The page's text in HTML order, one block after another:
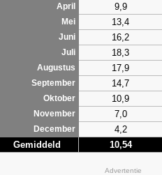
April 9,9
Mei 13,4
Juni
16,2
Juli
18,3
Augustus
17,9
September
14,7
Oktober
10,9
November
7,0
December
4,2
Gemiddeld 10,54
Advertentie